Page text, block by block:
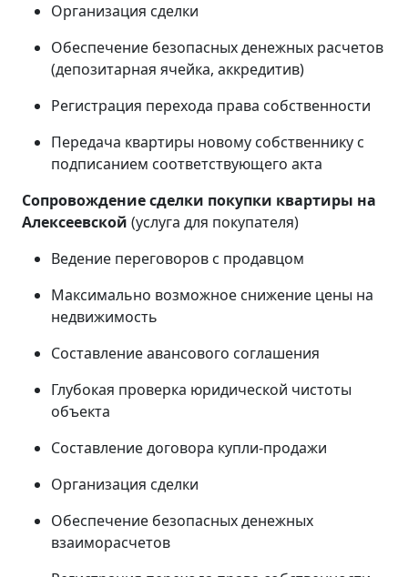
Организация сделки
Обеспечение безопасных денежных расчетов
(депозитарная ячейка, аккредитив)
Регистрация перехода права собственности
Передача квартиры новому собственнику с
подписанием соответствующего акта
Сопровождение сделки покупки квартиры на
Алексеевской (услуга для покупателя)
Ведение переговоров с продавцом
Максимально возможное снижение цены на
недвижимость
Составление авансового соглашения
Глубокая проверка юридической чистоты
объекта
Составление договора купли-продажи
Организация сделки
Обеспечение безопасных денежных
взаиморасчетов